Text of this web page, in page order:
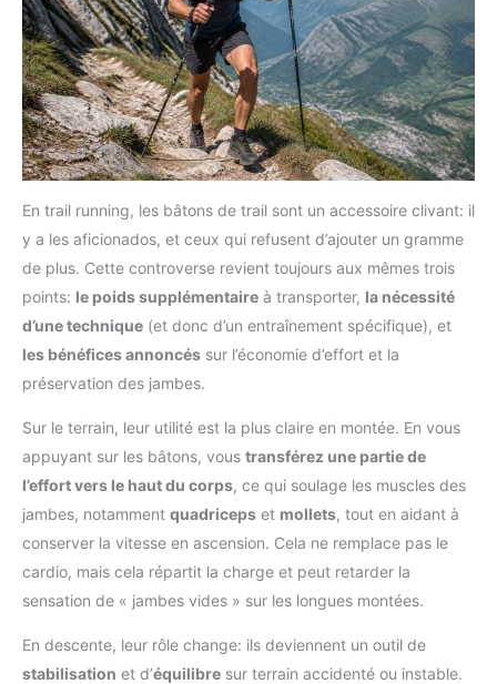
En trail running, les bâtons de trail sont un accessoire clivant: il
y a les aficionados, et ceux qui refusent d’ajouter un gramme
de plus. Cette controverse revient toujours aux mêmes trois
points: le poids supplémentaire à transporter, la nécessité
d’une technique (et donc d’un entraînement spécifique), et
les bénéfices annoncés sur l’économie d’effort et la
préservation des jambes.
Sur le terrain, leur utilité est la plus claire en montée. En vous
appuyant sur les bâtons, vous transférez une partie de
l’effort vers le haut du corps, ce qui soulage les muscles des
jambes, notamment quadriceps et mollets, tout en aidant à
conserver la vitesse en ascension. Cela ne remplace pas le
cardio, mais cela répartit la charge et peut retarder la
sensation de « jambes vides » sur les longues montées.
En descente, leur rôle change: ils deviennent un outil de
stabilisation et d’équilibre sur terrain accidenté ou instable.